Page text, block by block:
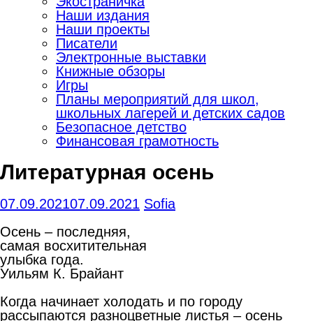
Наши издания
Наши проекты
Писатели
Электронные выставки
Книжные обзоры
Игры
Планы мероприятий для школ,
школьных лагерей и детских садов
Безопасное детство
Финансовая грамотность
Литературная осень
07.09.202107.09.2021 Sofia
Осень – последняя,
самая восхитительная
улыбка года.
Уильям К. Брайант
Когда начинает холодать и по городу
рассыпаются разноцветные листья – осень